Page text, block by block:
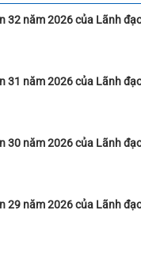
32 năm 2026 của Lãnh
31 năm 2026 của Lãnh
30 năm 2026 của Lãnh
29 năm 2026 của Lãnh